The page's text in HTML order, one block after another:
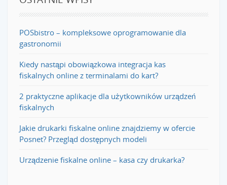
POSbistro – kompleksowe oprogramowanie dla
gastronomii
Kiedy nastąpi obowiązkowa integracja kas
fiskalnych online z terminalami do kart?
2 praktyczne aplikacje dla użytkowników urządzeń
fiskalnych
Jakie drukarki fiskalne online znajdziemy w ofercie
Posnet? Przegląd dostępnych modeli
Urządzenie fiskalne online – kasa czy drukarka?